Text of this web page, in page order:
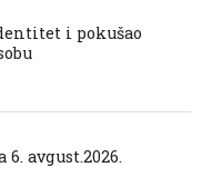
i pokušao
avgust.2026.